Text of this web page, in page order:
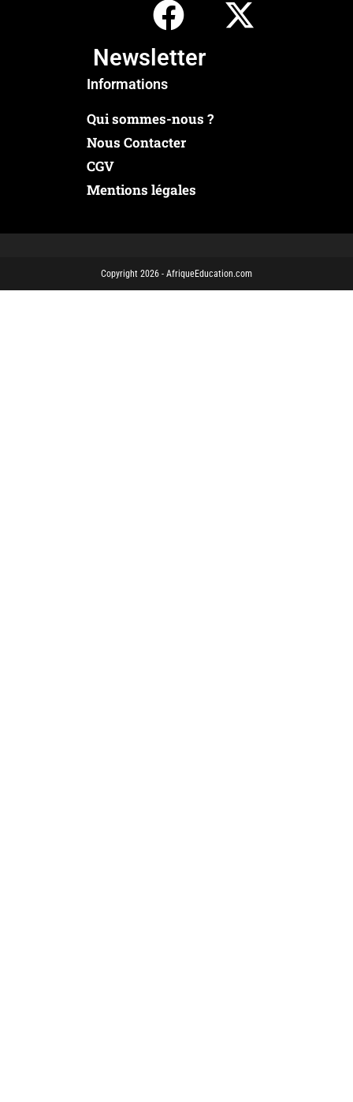
Newsletter
Informations
Qui sommes-nous ?
Nous Contacter
CGV
Mentions légales
Copyright 2026 - AfriqueEducation.com